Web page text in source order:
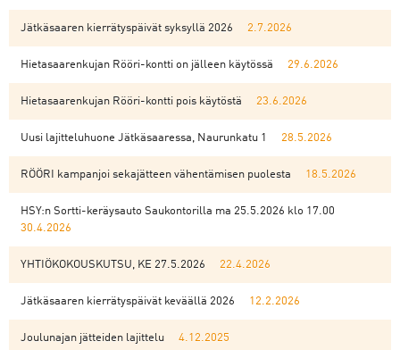
Jätkäsaaren kierrätyspäivät syksyllä 2026 2.7.2026
Hietasaarenkujan Rööri-kontti on jälleen käytössä 29.6.2026
Hietasaarenkujan Rööri-kontti pois käytöstä 23.6.2026
Uusi lajitteluhuone Jätkäsaaressa, Naurunkatu 1 28.5.2026
RÖÖRI kampanjoi sekajätteen vähentämisen puolesta 18.5.2026
HSY:n Sortti-keräysauto Saukontorilla ma 25.5.2026 klo 17.00
30.4.2026
YHTIÖKOKOUSKUTSU, KE 27.5.2026 22.4.2026
Jätkäsaaren kierrätyspäivät keväällä 2026 12.2.2026
Joulunajan jätteiden lajittelu 4.12.2025